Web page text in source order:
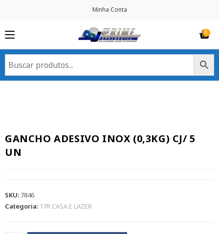
Minha Conta
GANCHO ADESIVO INOX (0,3KG) CJ/ 5
UN
SKU: 7846
Categoria: 17R CASA E LAZER